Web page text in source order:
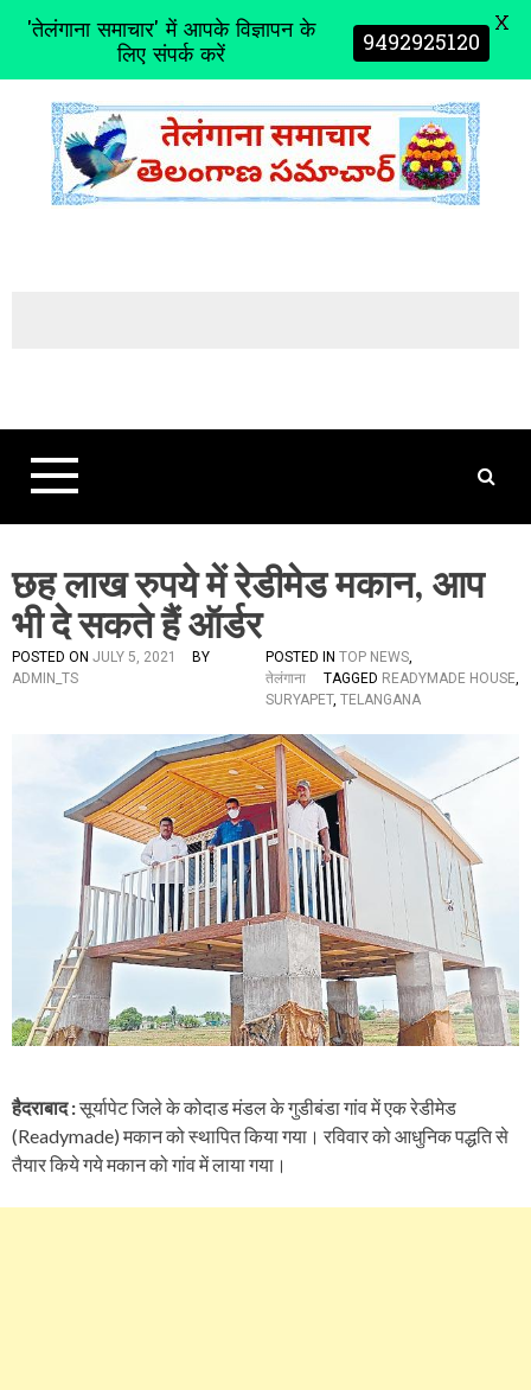
t
छह लाख रुपये में रेडीमेड मकान, आप
भी दे सकते हैं ऑर्डर
POSTED ON JULY 5, 2021
BY
ADMIN_TS
POSTED IN TOP NEWS,
तेलंगाना
TAGGED READYMADE HOUSE,
SURYAPET, TELANGANA
हैदराबाद :सूर्यापेट जिले के कोदाड मंडल के गुडीबंडा गांव में एक रेडीमेड
(Readymade) मकान को स्थापित किया गया। रविवार को आधुनिक पद्धति से
तैयार किये गये मकान को गांव में लाया गया।
'तेलंगाना समाचार' में आपके विज्ञापन के
लिए संपर्क करें 9492925120 X